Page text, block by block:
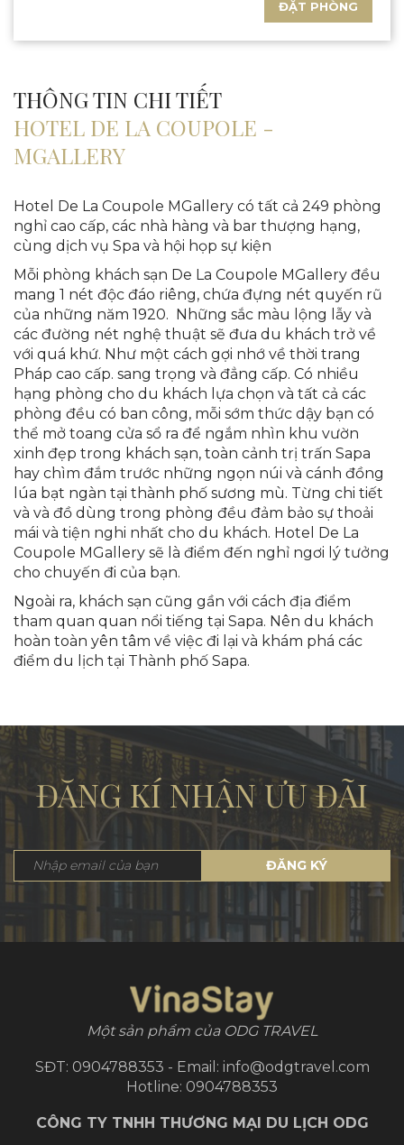
ĐẶT PHÒNG
THÔNG TIN CHI TIẾT
HOTEL DE LA COUPOLE -
MGALLERY
Hotel De La Coupole MGallery có tất cả 249 phòng
nghỉ cao cấp, các nhà hàng và bar thượng hạng,
cùng dịch vụ Spa và hội họp sự kiện
Mỗi phòng khách sạn De La Coupole MGallery đều
mang 1 nét độc đáo riêng, chứa đựng nét quyến rũ
của những năm 1920. Những sắc màu lộng lẫy và
các đường nét nghệ thuật sẽ đưa du khách trở về
với quá khứ. Như một cách gợi nhớ về thời trang
Pháp cao cấp. sang trọng và đẳng cấp. Có nhiều
hạng phòng cho du khách lựa chọn và tất cả các
phòng đều có ban công, mỗi sớm thức dậy bạn có
thể mở toang cửa sổ ra để ngắm nhìn khu vườn
xinh đẹp trong khách sạn, toàn cảnh trị trấn Sapa
hay chìm đắm trước những ngọn núi và cánh đồng
lúa bạt ngàn tại thành phố sương mù. Từng chi tiết
và và đồ dùng trong phòng đều đảm bảo sự thoải
mái và tiện nghi nhất cho du khách. Hotel De La
Coupole MGallery sẽ là điểm đến nghỉ ngơi lý tưởng
cho chuyến đi của bạn.
Ngoài ra, khách sạn cũng gần với cách địa điểm
tham quan quan nổi tiếng tại Sapa. Nên du khách
hoàn toàn yên tâm về việc đi lại và khám phá các
điểm du lịch tại Thành phố Sapa.
ĐĂNG KÍ NHẬN ƯU ĐÃI
ĐĂNG KÝ
Một sản phẩm của ODG TRAVEL
SĐT: 0904788353 - Email: info@odgtravel.com
Hotline: 0904788353
CÔNG TY TNHH THƯƠNG MẠI DU LỊCH ODG